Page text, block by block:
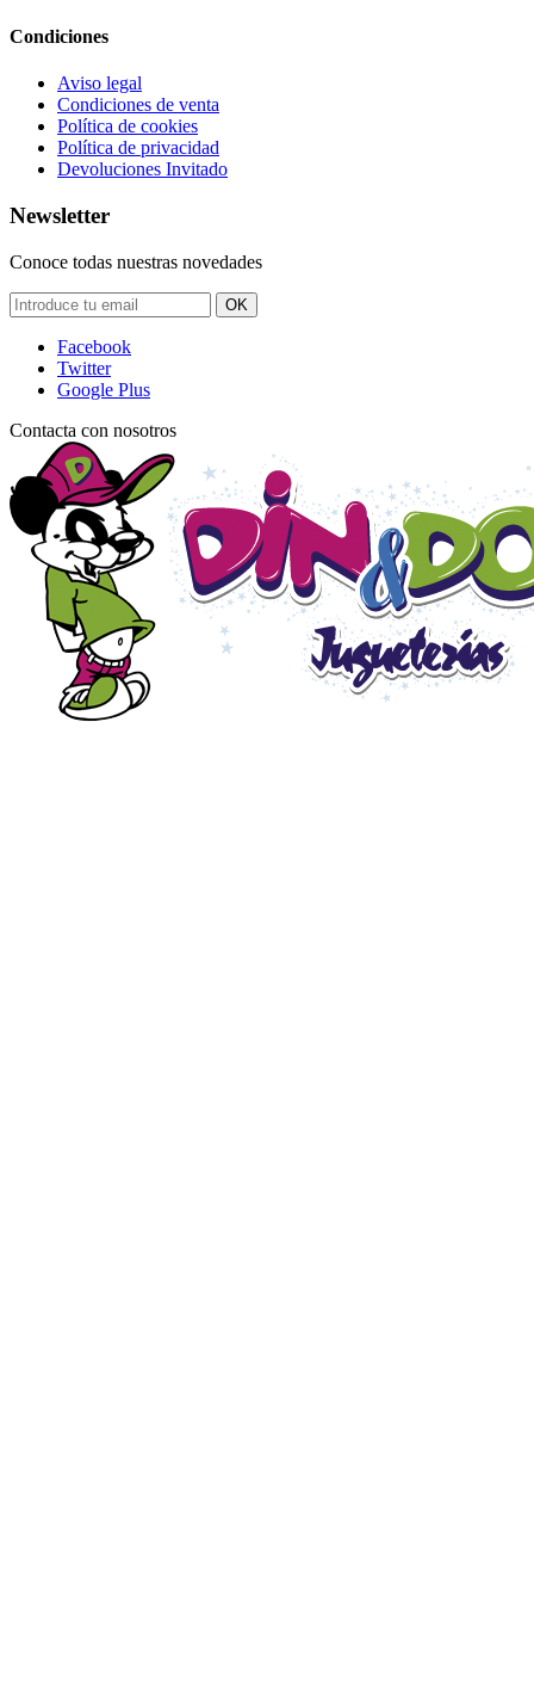
Condiciones
Aviso legal
Condiciones de venta
Política de cookies
Política de privacidad
Devoluciones Invitado
Newsletter
Conoce todas nuestras novedades
OK
Facebook
Twitter
Google Plus
Contacta con nosotros